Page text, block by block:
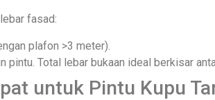
fasad:
plafon >3 meter).
pintu. Total lebar bukaan ideal berkisar
untuk Pintu Kupu